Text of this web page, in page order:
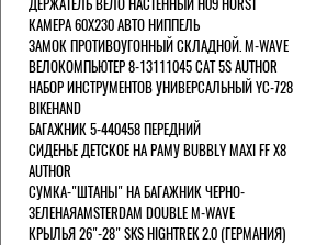
КАМЕРА 60X230 АВТО НИППЕЛЬ
ЗАМОК ПРОТИВОУГОННЫЙ СКЛАДНОЙ. M-WAVE
ВЕЛОКОМПЬЮТЕР 8-13111045 CAT 5S AUTHOR
НАБОР ИНСТРУМЕНТОВ УНИВЕРСАЛЬНЫЙ YC-728
BIKEHAND
БАГАЖНИК 5-440458 ПЕРЕДНИЙ
СИДЕНЬЕ ДЕТСКОЕ НА РАМУ BUBBLY MAXI FF X8
AUTHOR
СУМКА-"ШТАНЫ" НА БАГАЖНИК ЧЕРНО-
ЗЕЛЕНАЯAMSTERDAM DOUBLE M-WAVE
КРЫЛЬЯ 26"-28" SKS HIGHTREK 2.0 (ГЕРМАНИЯ)